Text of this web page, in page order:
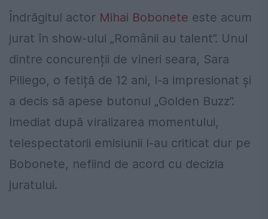
Îndrăgitul actor Mihai Bobonete este acum
jurat în show-ului „Românii au talent”. Unul
dintre concurenții de vineri seara, Sara
Piliego, o fetiță de 12 ani, l-a impresionat și
a decis să apese butonul „Golden Buzz”.
Imediat după viralizarea momentului,
telespectatorii emisiunii l-au criticat dur pe
Bobonete, nefiind de acord cu decizia
juratului.